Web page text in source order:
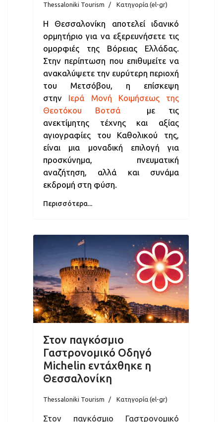
Thessaloniki Tourism Κατηγορία (el-gr)
Η Θεσσαλονίκη αποτελεί ιδανικό
ορμητήριο για να εξερευνήσετε τις
ομορφιές της Βόρειας Ελλάδας.
Στην περίπτωση που επιθυμείτε να
ανακαλύψετε την ευρύτερη περιοχή
του Μετσόβου, η επίσκεψη
στην Ιερά Μονή Κοιμήσεως της
Θεοτόκου Βοτσά
με τις
ανεκτίμητης τέχνης και αξίας
αγιογραφίες του Καθολικού της,
είναι μια μοναδική επιλογή για
προσκύνημα, πνευματική
αναζήτηση, αλλά και συνάμα
εκδρομή στη φύση.
Περισσότερα...
Στον παγκόσμιο
Γαστρονομικό Οδηγό
Michelin εντάχθηκε η
Θεσσαλονίκη
Thessaloniki Tourism Κατηγορία (el-gr)
Στον παγκόσμιο Γαστρονομικό